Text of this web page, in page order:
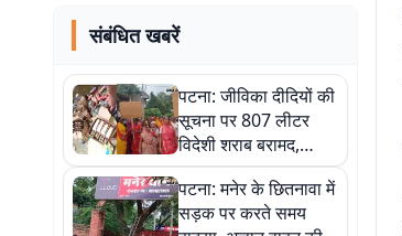
संबंधित खबरें
पटना: जीविका दीदियों की
सूचना पर 807 लीटर
विदेशी शराब बरामद,
माफियाओं में हड़कंप
पटना: मनेर के छितनावा में
सड़क पर करते समय